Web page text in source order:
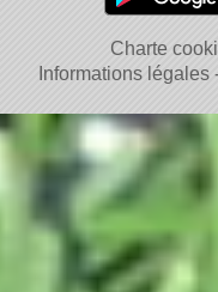
Charte
Informations légales